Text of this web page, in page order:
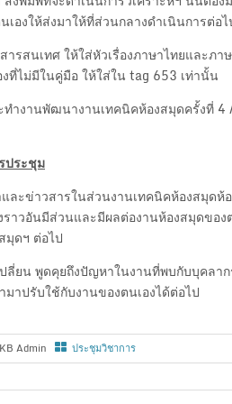
องให้ส่งมาให้ที่ส่วนกลางดำเนินการต่อไ
ารสนเทศ ให้ใส่หัวเรื่องภาษาไทยและภ
ที่ไม่มีในคู่มือ ให้ใส่ใน tag 653 เท่านั้น
ำงานพัฒนางานเทคนิคห้องสมุดครั้งที่
ประชุม
ละข่าวสารในส่วนงานเทคนิคห้องสมุด
ราวอันมีส่วนและมีผลต่องานห้องสมุดขอ
มุดฯ ต่อไป
ลี่ยน พูดคุยถึงปัญหาในงานที่พบกับบุคลา
าปรับใช้กับงานของตนเองได้ต่อไป
KB Admin ประชุมวิชาการ